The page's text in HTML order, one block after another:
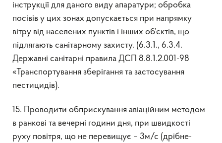
інструкції для даного виду апаратури; обробка
посівів у цих зонах допускається при напрямку
вітру від населених пунктів і інших об’єктів, що
підлягають санітарному захисту. (6.3.1., 6.3.4.
Державні санітарні правила ДСП 8.8.1.2.001-98
«Транспортування зберігання та застосування
пестицидів).
15. Проводити обприскування авіаційним методом
в ранкові та вечерні години дня, при швидкості
руху повітря, що не перевищує – 3м/с (дрібне-